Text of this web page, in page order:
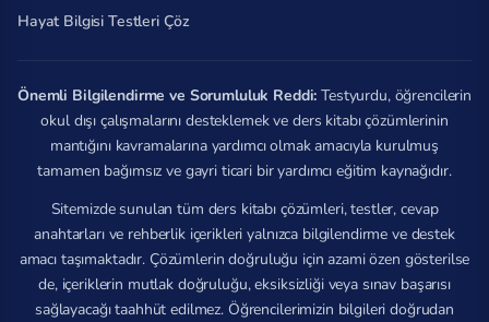
Hayat Bilgisi Testleri Çöz
Önemli Bilgilendirme ve Sorumluluk Reddi: Testyurdu, öğrencilerin
okul dışı çalışmalarını desteklemek ve ders kitabı çözümlerinin
mantığını kavramalarına yardımcı olmak amacıyla kurulmuş
tamamen bağımsız ve gayri ticari bir yardımcı eğitim kaynağıdır.
Sitemizde sunulan tüm ders kitabı çözümleri, testler, cevap
anahtarları ve rehberlik içerikleri yalnızca bilgilendirme ve destek
amacı taşımaktadır. Çözümlerin doğruluğu için azami özen gösterilse
de, içeriklerin mutlak doğruluğu, eksiksizliği veya sınav başarısı
sağlayacağı taahhüt edilmez. Öğrencilerimizin bilgileri doğrudan